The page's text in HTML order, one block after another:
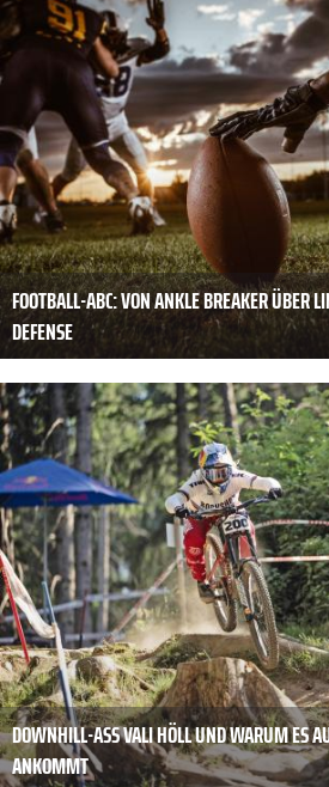
FOOTBALL-ABC: VON ANKLE BREAKER ÜBER
DEFENSE
DOWNHILL-ASS VALI HÖLL UND WARUM ES
ANKOMMT